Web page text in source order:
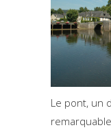
Le pont, un